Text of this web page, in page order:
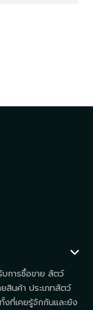
บการซื้อขาย สัตว์
สินค้า ประเภทสัตว์
งที่เคยรู้จักกันและยัง